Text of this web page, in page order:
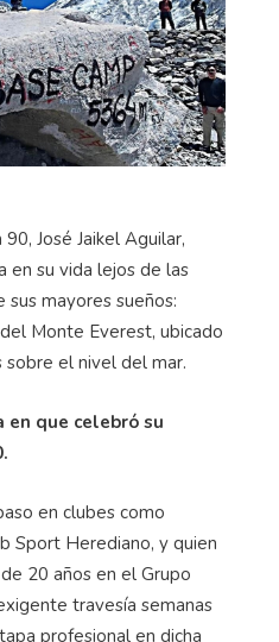
José Jaikel Aguilar,
en su vida lejos de las
sus mayores sueños:
Monte Everest, ubicado
el nivel del mar.
en que celebró su
en clubes como
Sport Herediano, y quien
20 años en el Grupo
travesía semanas
profesional en dicha